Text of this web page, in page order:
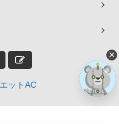
ットAC
×